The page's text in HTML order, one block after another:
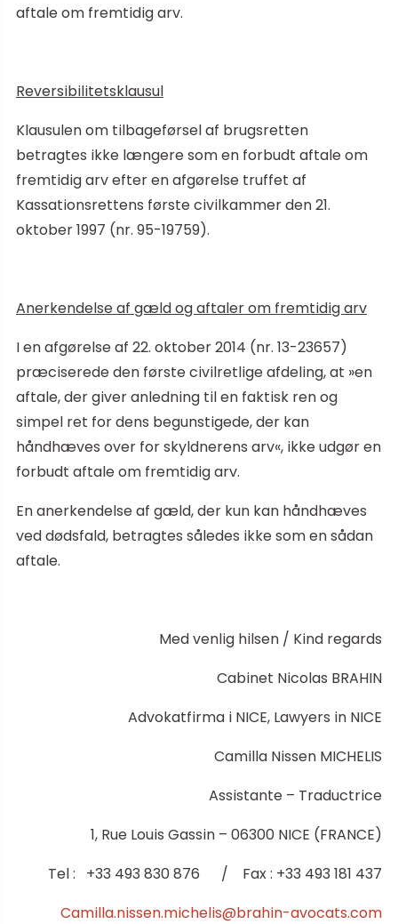
aftale om fremtidig arv.
Reversibilitetsklausul
Klausulen om tilbageførsel af brugsretten
betragtes ikke længere som en forbudt aftale om
fremtidig arv efter en afgørelse truffet af
Kassationsrettens første civilkammer den 21.
oktober 1997 (nr. 95-19759).
Anerkendelse af gæld og aftaler om fremtidig arv
I en afgørelse af 22. oktober 2014 (nr. 13-23657)
præciserede den første civilretlige afdeling, at »en
aftale, der giver anledning til en faktisk ren og
simpel ret for dens begunstigede, der kan
håndhæves over for skyldnerens arv«, ikke udgør en
forbudt aftale om fremtidig arv.
En anerkendelse af gæld, der kun kan håndhæves
ved dødsfald, betragtes således ikke som en sådan
aftale.
Med venlig hilsen / Kind regards
Cabinet Nicolas BRAHIN
Advokatfirma i NICE, Lawyers in NICE
Camilla Nissen MICHELIS
Assistante – Traductrice
1, Rue Louis Gassin – 06300 NICE (FRANCE)
Tel : +33 493 830 876 / Fax : +33 493 181 437
Camilla.nissen.michelis@brahin-avocats.com